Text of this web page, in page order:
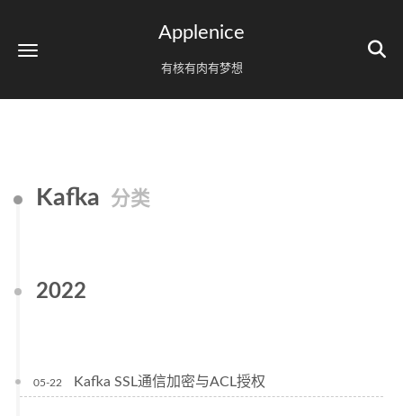
Applenice
有核有肉有梦想
Kafka 分类
2022
05-22 Kafka SSL通信加密与ACL授权